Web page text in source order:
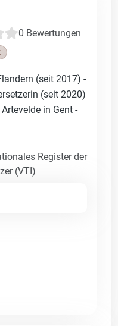
0 Bewertungen
(seit 2017) -
(seit 2020)
in Gent -
Register der
(VTI)